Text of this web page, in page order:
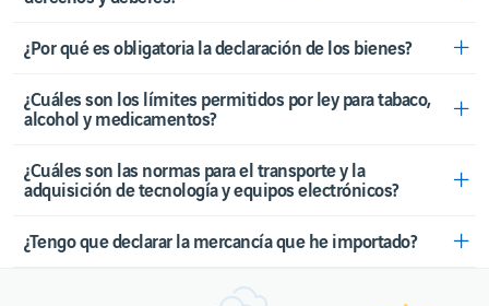
¿Por qué es obligatoria la declaración de los bienes?
¿Cuáles son los límites permitidos por ley para tabaco,
alcohol y medicamentos?
¿Cuáles son las normas para el transporte y la
adquisición de tecnología y equipos electrónicos?
¿Tengo que declarar la mercancía que he importado?
a/desde
el
Viajar
con
Viajar
con
animales